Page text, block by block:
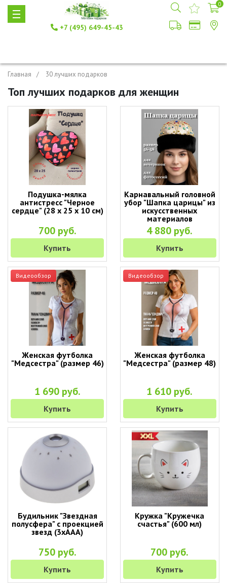
+7 (495) 649-45-43
0
Главная 30 лучших подарков
Топ лучших подарков для женщин
Подушка-мялка
антистресс "Черное
сердце" (28 х 25 х 10 см)
700 руб.
Купить
Карнавальный головной
убор "Шапка царицы" из
искусственных
материалов
4 880 руб.
Купить
Видеообзор
Женская футболка
"Медсестра" (размер 46)
1 690 руб.
Купить
Видеообзор
Женская футболка
"Медсестра" (размер 48)
1 610 руб.
Купить
Будильник "Звездная
полусфера" с проекцией
звезд (3хААА)
750 руб.
Купить
Кружка "Кружечка
счастья" (600 мл)
700 руб.
Купить